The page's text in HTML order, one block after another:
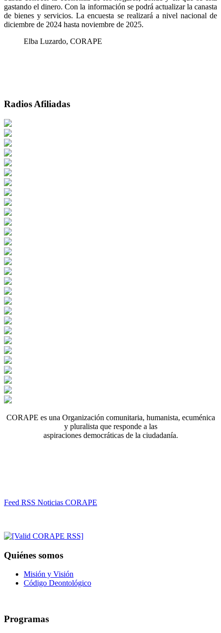
gastando el dinero. Con la información se podrá actualizar la canasta
de bienes y servicios. La encuesta se realizará a nivel nacional de
diciembre de 2024 hasta noviembre de 2025.
Elba Luzardo, CORAPE
Radios Afiliadas
CORAPE es una Organización comunitaria, humanista, ecuménica
y pluralista que responde a las
aspiraciones democráticas de la ciudadanía.
Feed RSS Noticias CORAPE
Quiénes somos
Misión y Visión
Código Deontológico
Programas